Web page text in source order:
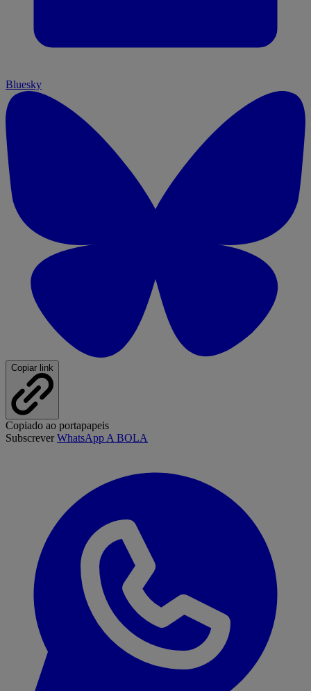
Bluesky
Copiar link
Copiado ao portapapeis
SubscreverWhatsApp A BOLA